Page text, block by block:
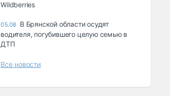
Wildberries
05.08 В Брянской области осудят
водителя, погубившего целую семью в
ДТП
Все новости